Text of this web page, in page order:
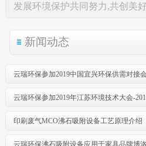
发展环境保护共同努力,共创美
新闻动态
云瑞环保参加2019中国宜兴环保供需对接
云瑞环保参加2019年江苏环境技术大会-
印刷废气MCO沸石吸附设备工艺原理介绍
云瑞环保沸石吸附设备应用于家具品牌博